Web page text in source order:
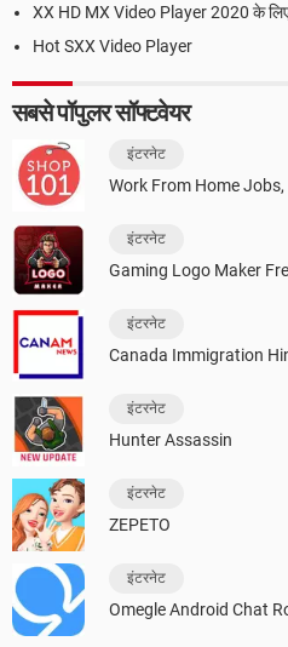
XX HD MX Video Player 2020 के
Hot SXX Video Player
सबसे पॉपुलर सॉफ्टवेयर
इंटरनेट
Work From Home Jobs,
इंटरनेट
Gaming Logo Maker
इंटरनेट
Canada Immigration
इंटरनेट
Hunter Assassin
इंटरनेट
ZEPETO
इंटरनेट
Omegle Android Chat